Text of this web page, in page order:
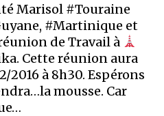
Marisol #Touraine
#Martinique et
de Travail à
Cette réunion aura
2016 à 8h30. Espérons
mousse. Car